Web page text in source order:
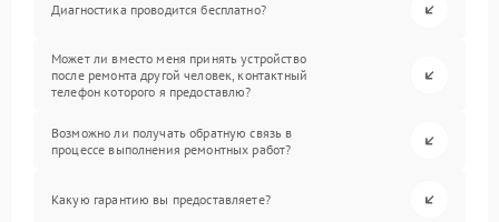
Диагностика проводится бесплатно?
Может ли вместо меня принять устройство
после ремонта другой человек, контактный
телефон которого я предоставлю?
Возможно ли получать обратную связь в
процессе выполнения ремонтных работ?
Какую гарантию вы предоставляете?